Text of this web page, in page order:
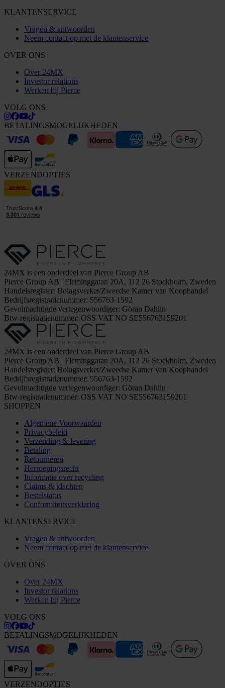
KLANTENSERVICE
Vragen & antwoorden
Neem contact op met de klantenservice
OVER ONS
Over 24MX
Investor relations
Werken bij Pierce
VOLG ONS
BETALINGSMOGELIJKHEDEN
VERZENDOPTIES
24MX is een onderdeel van Pierce Group AB
Pierce Group AB | Fleminggatan 20A, 112 26 Stockholm, Zweden
Handelsregister: Bolagsverket/Zweedse Kamer van Koophandel
Bedrijfsregistratienummer: 556763-1592
Gevolmachtigde vertegenwoordiger: Göran Dahlin
Btw-registratienummer: OSS VAT NO SE556763159201
24MX is een onderdeel van Pierce Group AB
Pierce Group AB | Fleminggatan 20A, 112 26 Stockholm, Zweden
Handelsregister: Bolagsverket/Zweedse Kamer van Koophandel
Bedrijfsregistratienummer: 556763-1592
Gevolmachtigde vertegenwoordiger: Göran Dahlin
Btw-registratienummer: OSS VAT NO SE556763159201
SHOPPEN
Algemene Voorwaarden
Privacybeleid
Verzending & levering
Betaling
Retourneren
Herroepingsrecht
Informatie over recycling
Claims & klachten
Bestelstatus
Conformiteitsverklaring
KLANTENSERVICE
Vragen & antwoorden
Neem contact op met de klantenservice
OVER ONS
Over 24MX
Investor relations
Werken bij Pierce
VOLG ONS
BETALINGSMOGELIJKHEDEN
VERZENDOPTIES